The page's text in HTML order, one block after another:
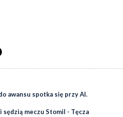
awansu spotka się przy Al.
sędzią meczu Stomil - Tęcza